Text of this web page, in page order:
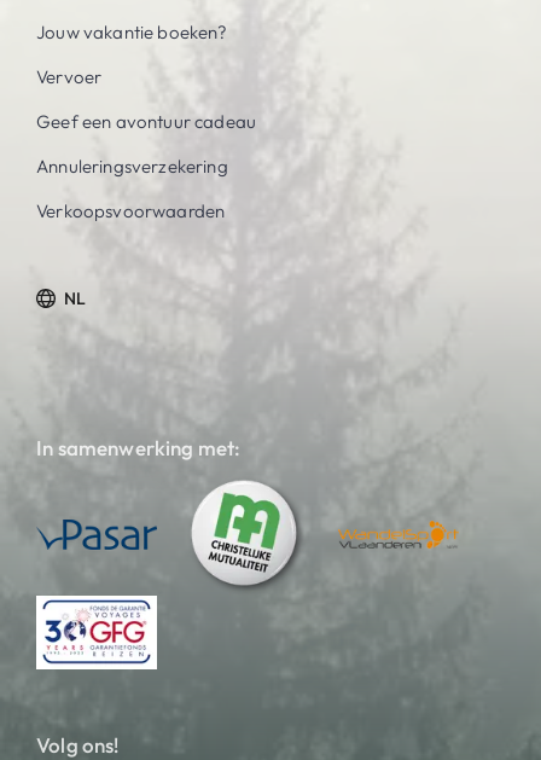
Jouw vakantie boeken?
Vervoer
Geef een avontuur cadeau
Annuleringsverzekering
Verkoopsvoorwaarden
NL
In samenwerking met:
Volg ons!